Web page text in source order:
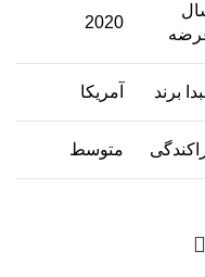
2020
برند آمریکا
متوسط